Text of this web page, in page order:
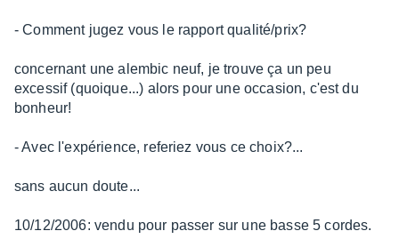
- Comment jugez vous le rapport qualité/prix?
concernant une alembic neuf, je trouve ça un peu
excessif (quoique...) alors pour une occasion, c'est du
bonheur!
- Avec l'expérience, referiez vous ce choix?...
sans aucun doute...
10/12/2006: vendu pour passer sur une basse 5 cordes.